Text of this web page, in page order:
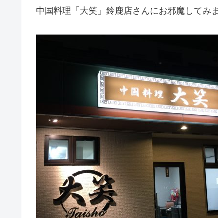
中国料理「大笑」鈴鹿店さんにお邪魔してみ